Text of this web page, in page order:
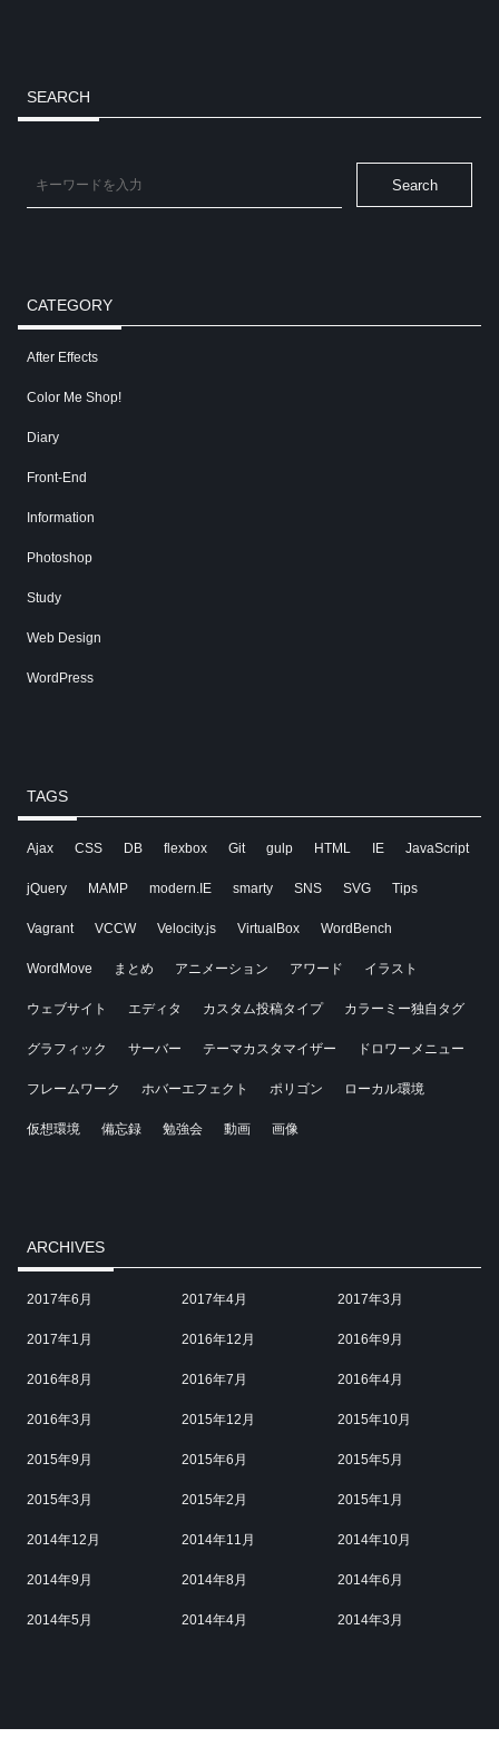
SEARCH
CATEGORY
After Effects
Color Me Shop!
Diary
Front-End
Information
Photoshop
Study
Web Design
WordPress
TAGS
Ajax CSS DB flexbox Git gulp HTML IE JavaScript
jQuery MAMP modern.IE smarty SNS SVG Tips
Vagrant VCCW Velocity.js VirtualBox WordBench
WordMove まとめ アニメーション アワード イラスト
ウェブサイト エディタ カスタム投稿タイプ カラーミー独自タグ
グラフィック サーバー テーマカスタマイザー ドロワーメニュー
フレームワーク ホバーエフェクト ポリゴン ローカル環境
仮想環境 備忘録 勉強会 動画 画像
ARCHIVES
2017年6月 2017年4月 2017年3月
2017年1月 2016年12月 2016年9月
2016年8月 2016年7月 2016年4月
2016年3月 2015年12月 2015年10月
2015年9月 2015年6月 2015年5月
2015年3月 2015年2月 2015年1月
2014年12月 2014年11月 2014年10月
2014年9月 2014年8月 2014年6月
2014年5月 2014年4月 2014年3月